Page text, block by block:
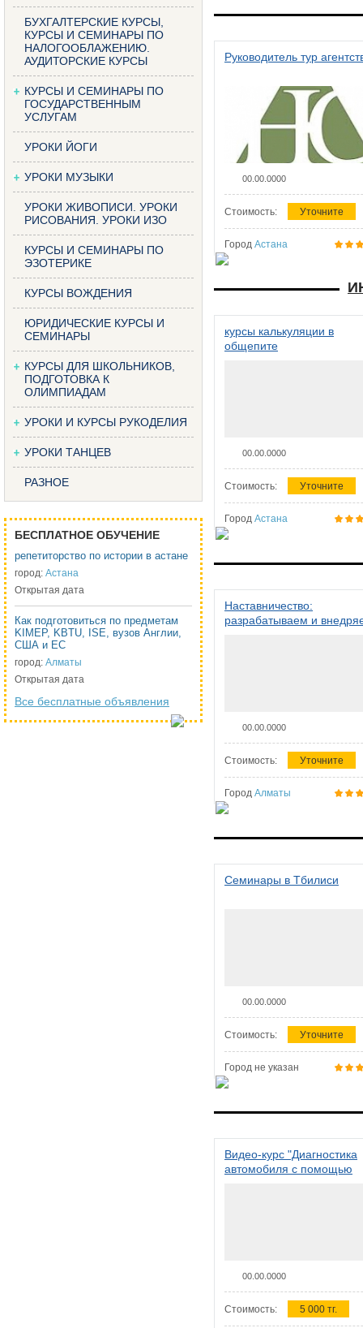
БУХГАЛТЕРСКИЕ КУРСЫ,
КУРСЫ И СЕМИНАРЫ ПО
НАЛОГООБЛАЖЕНИЮ.
АУДИТОРСКИЕ КУРСЫ
КУРСЫ И СЕМИНАРЫ ПО
ГОСУДАРСТВЕННЫМ
УСЛУГАМ
УРОКИ ЙОГИ
УРОКИ МУЗЫКИ
УРОКИ ЖИВОПИСИ. УРОКИ
РИСОВАНИЯ. УРОКИ ИЗО
КУРСЫ И СЕМИНАРЫ ПО
ЭЗОТЕРИКЕ
КУРСЫ ВОЖДЕНИЯ
ЮРИДИЧЕСКИЕ КУРСЫ И
СЕМИНАРЫ
КУРСЫ ДЛЯ ШКОЛЬНИКОВ,
ПОДГОТОВКА К
ОЛИМПИАДАМ
УРОКИ И КУРСЫ РУКОДЕЛИЯ
УРОКИ ТАНЦЕВ
РАЗНОЕ
БЕСПЛАТНОЕ ОБУЧЕНИЕ
репетиторство по истории в астане
город: Астана
Открытая дата
Как подготовиться по предметам
KIMEP, KBTU, ISE, вузов Англии,
США и ЕС
город: Алматы
Открытая дата
Все бесплатные объявления
Руководитель тур
00.00.0000
Стоимость: Уточните
Город Астана
курсы калькуляции в
общепите
00.00.0000
Стоимость: Уточните
Город Астана
Наставничество:
разрабатываем и
00.00.0000
Стоимость: Уточните
Город Алматы
Семинары в Тбилиси
00.00.0000
Стоимость: Уточните
Город не указан
Видео-курс "Диагностика
автомобиля с помощью
00.00.0000
Стоимость: 5 000 тг.